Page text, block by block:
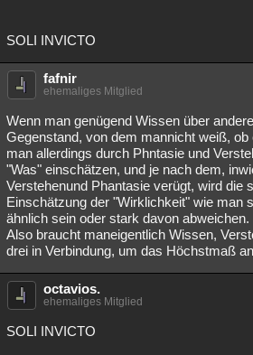
SOLI INVICTO
fafnir
ehemaliges Mitglied
Wenn man genügend Wissen über
Gegenstand, von dem mannicht weiß,
man allerdings durch Phntasie und
"Was" einschätzen, und je nach dem,
Verstehenund Phantasie verügt, wird die
Einschätzung der "Wirklichkeit" wie man
ähnlich sein oder stark davon abweichen.
Also braucht maneigentlich Wissen,
drei in Verbindung, um das Höchstmaß
octavios.
ehemaliges Mitglied
SOLI INVICTO